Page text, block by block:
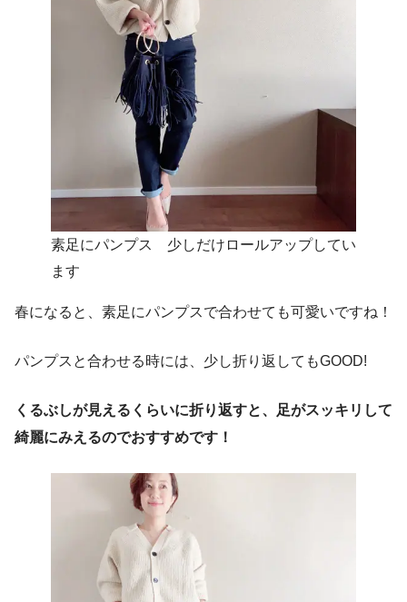
素足にパンプス 少しだけロールアップしてい
ます
春になると、素足にパンプスで合わせても可愛いですね！
パンプスと合わせる時には、少し折り返してもGOOD!
くるぶしが見えるくらいに折り返すと、足がスッキリして
綺麗にみえるのでおすすめです！